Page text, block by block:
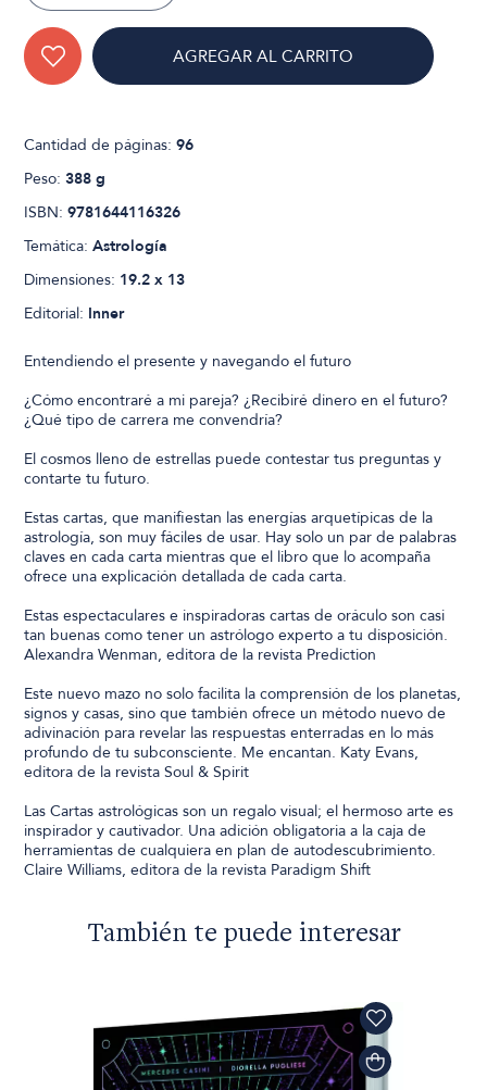
AGREGAR AL CARRITO
Cantidad de páginas:96
Peso:388 g
ISBN:9781644116326
Temática:Astrología
Dimensiones: 19.2 x 13
Editorial: Inner
Entendiendo el presente y navegando el futuro
¿Cómo encontraré a mi pareja? ¿Recibiré dinero en el futuro?
¿Qué tipo de carrera me convendría?
El cosmos lleno de estrellas puede contestar tus preguntas y
contarte tu futuro.
Estas cartas, que manifiestan las energías arquetípicas de la
astrología, son muy fáciles de usar. Hay solo un par de palabras
claves en cada carta mientras que el libro que lo acompaña
ofrece una explicación detallada de cada carta.
Estas espectaculares e inspiradoras cartas de oráculo son casi
tan buenas como tener un astrólogo experto a tu disposición.
Alexandra Wenman, editora de la revista Prediction
Este nuevo mazo no solo facilita la comprensión de los planetas,
signos y casas, sino que también ofrece un método nuevo de
adivinación para revelar las respuestas enterradas en lo más
profundo de tu subconsciente. Me encantan. Katy Evans,
editora de la revista Soul & Spirit
Las Cartas astrológicas son un regalo visual; el hermoso arte es
inspirador y cautivador. Una adición obligatoria a la caja de
herramientas de cualquiera en plan de autodescubrimiento.
Claire Williams, editora de la revista Paradigm Shift
También te puede interesar